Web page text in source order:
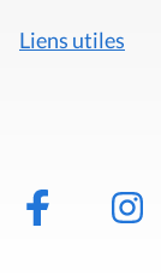
Liens utiles